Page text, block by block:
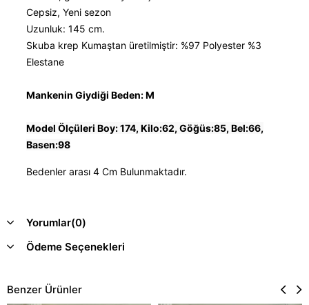
Cepsiz, Yeni sezon
Uzunluk: 145 cm.
Skuba krep Kumaştan üretilmiştir: %97 Polyester %3
Elestane
Mankenin Giydiği Beden: M
Model Ölçüleri Boy: 174, Kilo:62, Göğüs:85, Bel:66,
Basen:98
Bedenler arası 4 Cm Bulunmaktadır.
Yorumlar(0)
Ödeme Seçenekleri
Benzer Ürünler